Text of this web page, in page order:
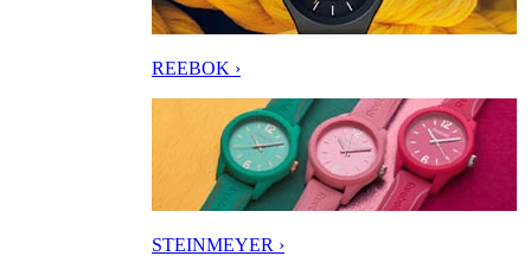
REEBOK ›
STEINMEYER ›